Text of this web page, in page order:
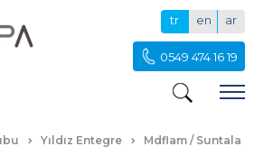
tr en ar
0549 474 16 19
Yıldız Entegre Mdflam / Suntalam